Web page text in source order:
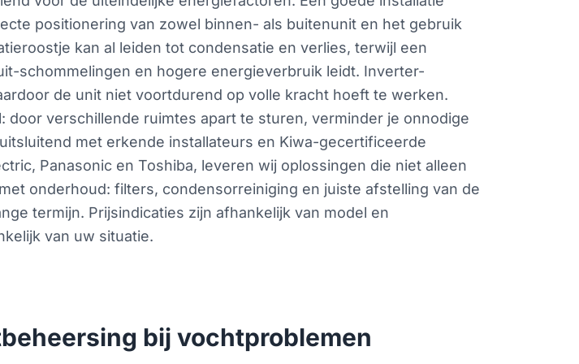
positionering van zowel binnen- als buitenunit en het gebruik
kan al leiden tot condensatie en verlies, terwijl een
schommelingen en hogere energieverbruik leidt. Inverter-
de unit niet voortdurend op volle kracht hoeft te werken.
verschillende ruimtes apart te sturen, verminder je onnodige
met erkende installateurs en Kiwa-gecertificeerde
Panasonic en Toshiba, leveren wij oplossingen die niet alleen
onderhoud: filters, condensorreiniging en juiste afstelling van de
termijn. Prijsindicaties zijn afhankelijk van model en
van uw situatie.
bij vochtproblemen